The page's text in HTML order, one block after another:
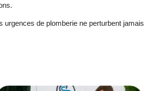
urgences de plomberie ne perturbent jamais